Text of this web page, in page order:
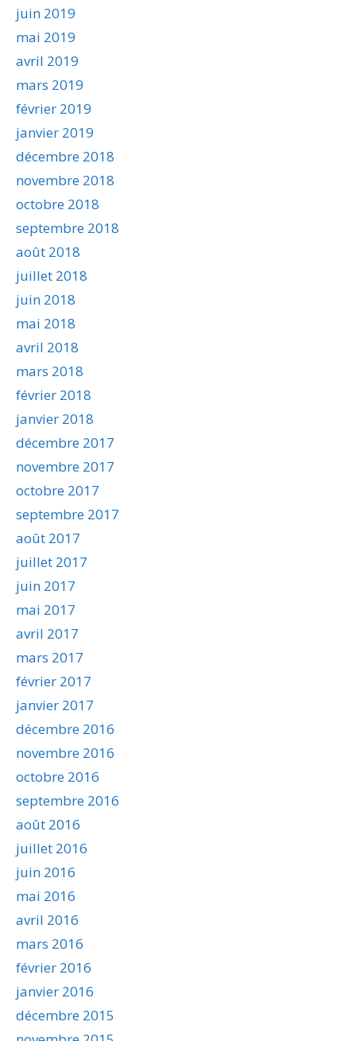
juin 2019
mai 2019
avril 2019
mars 2019
février 2019
janvier 2019
décembre 2018
novembre 2018
octobre 2018
septembre 2018
août 2018
juillet 2018
juin 2018
mai 2018
avril 2018
mars 2018
février 2018
janvier 2018
décembre 2017
novembre 2017
octobre 2017
septembre 2017
août 2017
juillet 2017
juin 2017
mai 2017
avril 2017
mars 2017
février 2017
janvier 2017
décembre 2016
novembre 2016
octobre 2016
septembre 2016
août 2016
juillet 2016
juin 2016
mai 2016
avril 2016
mars 2016
février 2016
janvier 2016
décembre 2015